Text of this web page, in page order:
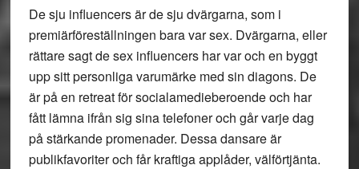
De sju influencers är de sju dvärgarna, som i
premiärföreställningen bara var sex. Dvärgarna, eller
rättare sagt de sex influencers har var och en byggt
upp sitt personliga varumärke med sin diagons. De
är på en retreat för socialamedieberoende och har
fått lämna ifrån sig sina telefoner och går varje dag
på stärkande promenader. Dessa dansare är
publikfavoriter och får kraftiga applåder, välförtjänta.